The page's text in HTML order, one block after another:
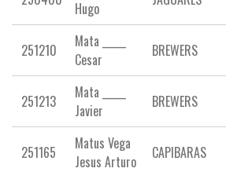
Hugo
251210
Mata _____
Cesar
BREWERS
251213
Mata _____
Javier
BREWERS
251165
Matus Vega
Jesus Arturo
CAPIBARAS